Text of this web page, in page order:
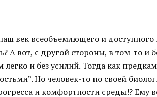
век всеобъемлющего и
А вот, с другой стороны, в том-то и
легко и без усилий. Тогда как
Но человек-то по своей
и комфортности среды!? Ему